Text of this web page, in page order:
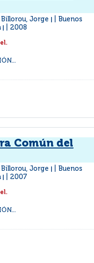
Jorge
Buenos
2008
Común del
Jorge
Buenos
2007